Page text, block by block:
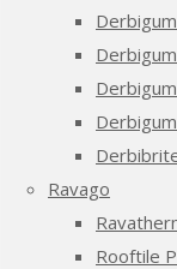
Ravago
Rooftile